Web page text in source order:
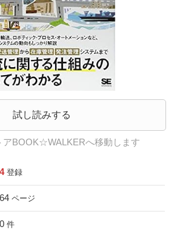
試し読みする
アBOOK☆WALKERへ移動します
登録
ページ
件